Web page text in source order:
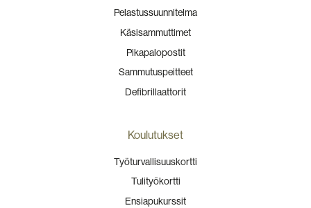
Pelastussuunnitelma
Käsisammuttimet
Pikapalopostit
Sammutuspeitteet
Defibrillaattorit
Koulutukset
Työturvallisuuskortti
Tulityökortti
Ensiapukurssit